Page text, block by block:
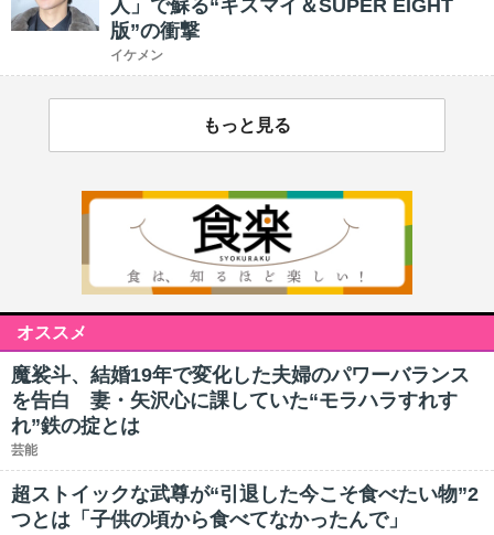
人」で蘇る“キスマイ＆SUPER EIGHT
版”の衝撃
イケメン
もっと見る
オススメ
魔裟斗、結婚19年で変化した夫婦のパワーバランス
を告白 妻・矢沢心に課していた“モラハラすれす
れ”鉄の掟とは
芸能
超ストイックな武尊が“引退した今こそ食べたい物”2
つとは「子供の頃から食べてなかったんで」